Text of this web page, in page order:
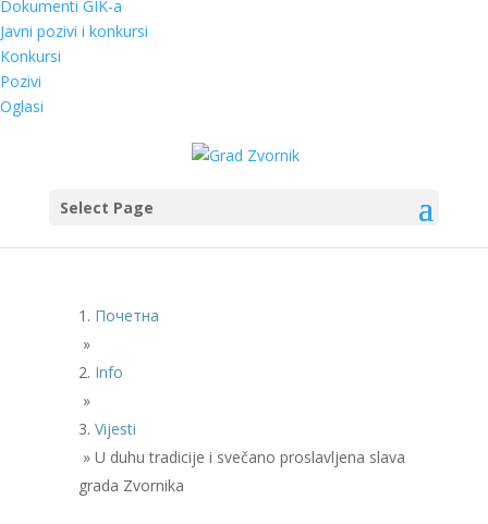
Dokumenti GIK-a
Javni pozivi i konkursi
Konkursi
Pozivi
Oglasi
Select Page
Почетна
»
Info
»
Vijesti
»U duhu tradicije i svečano proslavljena slava
grada Zvornika